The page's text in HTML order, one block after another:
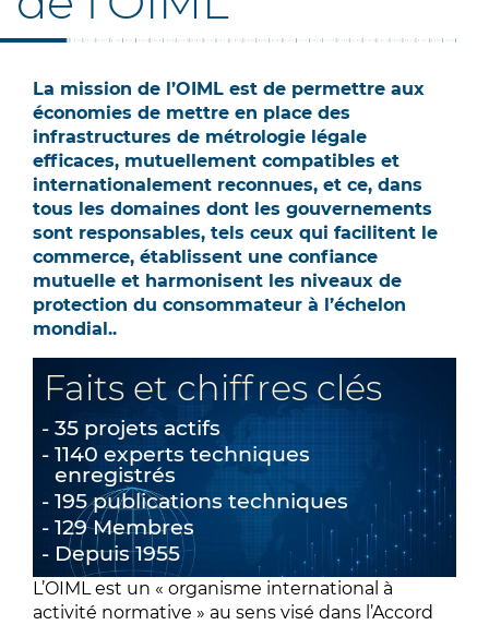
La mission de l’OIML est de permettre aux
économies de mettre en place des
infrastructures de métrologie légale
efficaces, mutuellement compatibles et
internationalement reconnues, et ce, dans
tous les domaines dont les gouvernements
sont responsables, tels ceux qui facilitent le
commerce, établissent une confiance
mutuelle et harmonisent les niveaux de
protection du consommateur à l’échelon
mondial..
Faits et chiffres clés
35 projets actifs
1140 experts techniques
enregistrés
195 publications techniques
129 Membres
Depuis 1955
L’OIML est un « organisme international à
activité normative » au sens visé dans l’Accord